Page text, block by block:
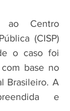
ao Centro
(CISP)
o caso foi
base no
Brasileiro. A
e